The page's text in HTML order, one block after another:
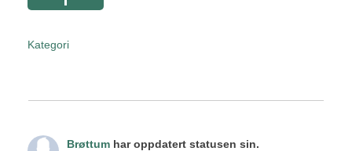
Kategori
Brøttum har oppdatert statusen sin.